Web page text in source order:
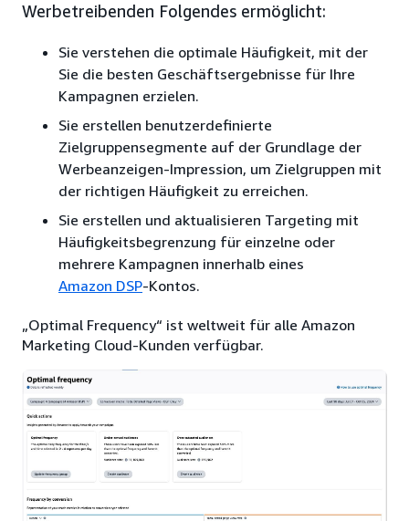
Werbetreibenden Folgendes ermöglicht:
Sie verstehen die optimale Häufigkeit, mit der
Sie die besten Geschäftsergebnisse für Ihre
Kampagnen erzielen.
Sie erstellen benutzerdefinierte
Zielgruppensegmente auf der Grundlage der
Werbeanzeigen-Impression, um Zielgruppen mit
der richtigen Häufigkeit zu erreichen.
Sie erstellen und aktualisieren Targeting mit
Häufigkeitsbegrenzung für einzelne oder
mehrere Kampagnen innerhalb eines
Amazon DSP-Kontos.
„Optimal Frequency“ ist weltweit für alle Amazon
Marketing Cloud-Kunden verfügbar.